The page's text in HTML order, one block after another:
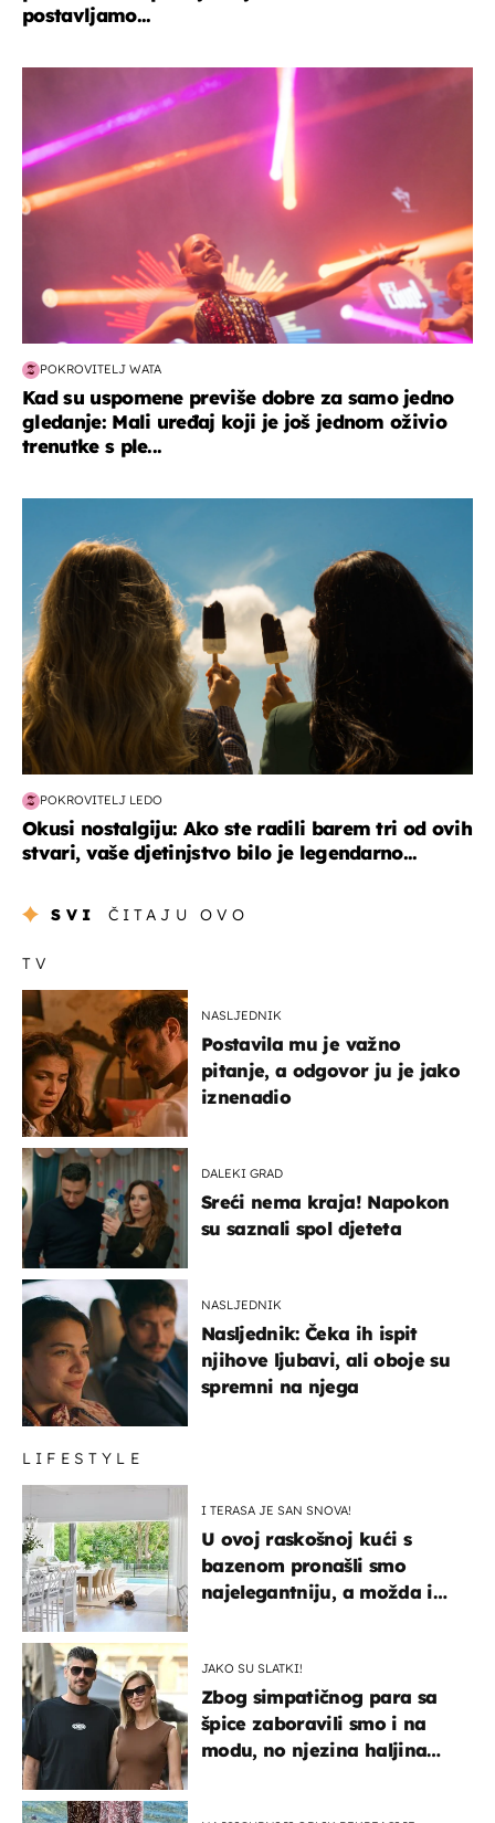
postavljamo...
POKROVITELJ WATA
Kad su uspomene previše dobre za samo jedno
gledanje: Mali uređaj koji je još jednom oživio
trenutke s ple...
POKROVITELJ LEDO
Okusi nostalgiju: Ako ste radili barem tri od ovih
stvari, vaše djetinjstvo bilo je legendarno...
SVI ČITAJU OVO
TV
NASLJEDNIK
Postavila mu je važno
pitanje, a odgovor ju je jako
iznenadio
DALEKI GRAD
Sreći nema kraja! Napokon
su saznali spol djeteta
NASLJEDNIK
Nasljednik: Čeka ih ispit
njihove ljubavi, ali oboje su
spremni na njega
LIFESTYLE
I TERASA JE SAN SNOVA!
U ovoj raskošnoj kući s
bazenom pronašli smo
najelegantniju, a možda i
JAKO SU SLATKI!
Zbog simpatičnog para sa
špice zaboravili smo i na
modu, no njezina haljina